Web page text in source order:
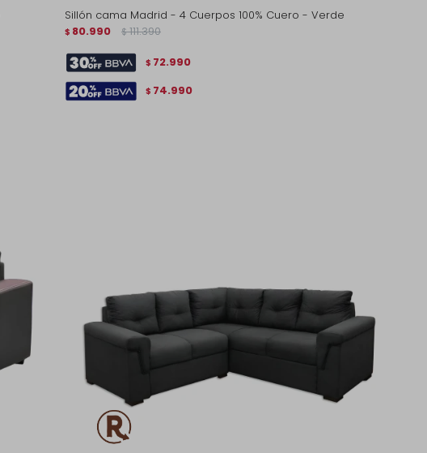
Sillón cama Madrid - 4 Cuerpos 100% Cuero - Verde
$ 80.990 $ 111.390
$ 72.990
$ 74.990